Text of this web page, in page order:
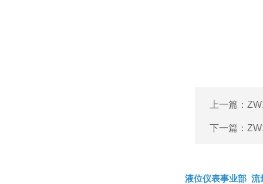
上一篇：
下一篇：
液位仪表事业部 流